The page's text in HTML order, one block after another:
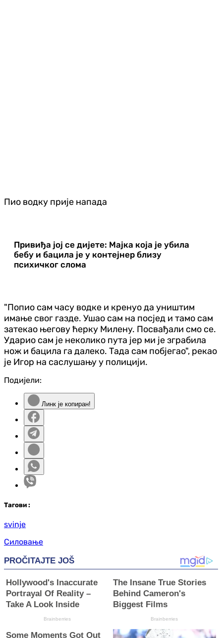
Пио водку прије напада
Привиђа јој се дијете: Мајка која је убила
бебу и бацила је у контејнер близу
психичког слома
"Попио сам часу водке и кренуо да уништим
имање свог газде. Ушао сам на посјед и тамо сам
затекао његову ћерку Милену. Посвађали смо се.
Ударио сам је неколико пута јер ми је зграбила
нож и бацила га далеко. Тада сам побјегао", рекао
је Игор на саслушању у полицији.
Подијели:
Линк је копиран!
Тагови :
svinje
Силовање